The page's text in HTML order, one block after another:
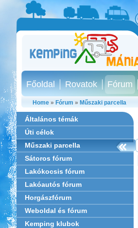
Főoldal Rovatok Fórum
Home» Fórum » Műszaki parcella
Általános témák
Úti célok
Műszaki parcella
Sátoros fórum
Lakókocsis fórum
Lakóautós fórum
Horgászfórum
Weboldal és fórum
Kemping klubok